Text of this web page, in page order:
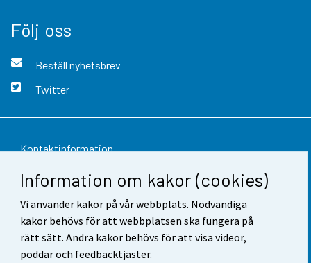
Information om kakor (cookies)
Vi använder kakor på vår webbplats. Nödvändiga
kakor behövs för att webbplatsen ska fungera på
rätt sätt. Andra kakor behövs för att visa videor,
poddar och feedbacktjäster.
Följ oss
Beställ nyhetsbrev
Twitter
Kontaktinformation
Respons
Användarvillkor
Dataskydd
Tillgänglighet